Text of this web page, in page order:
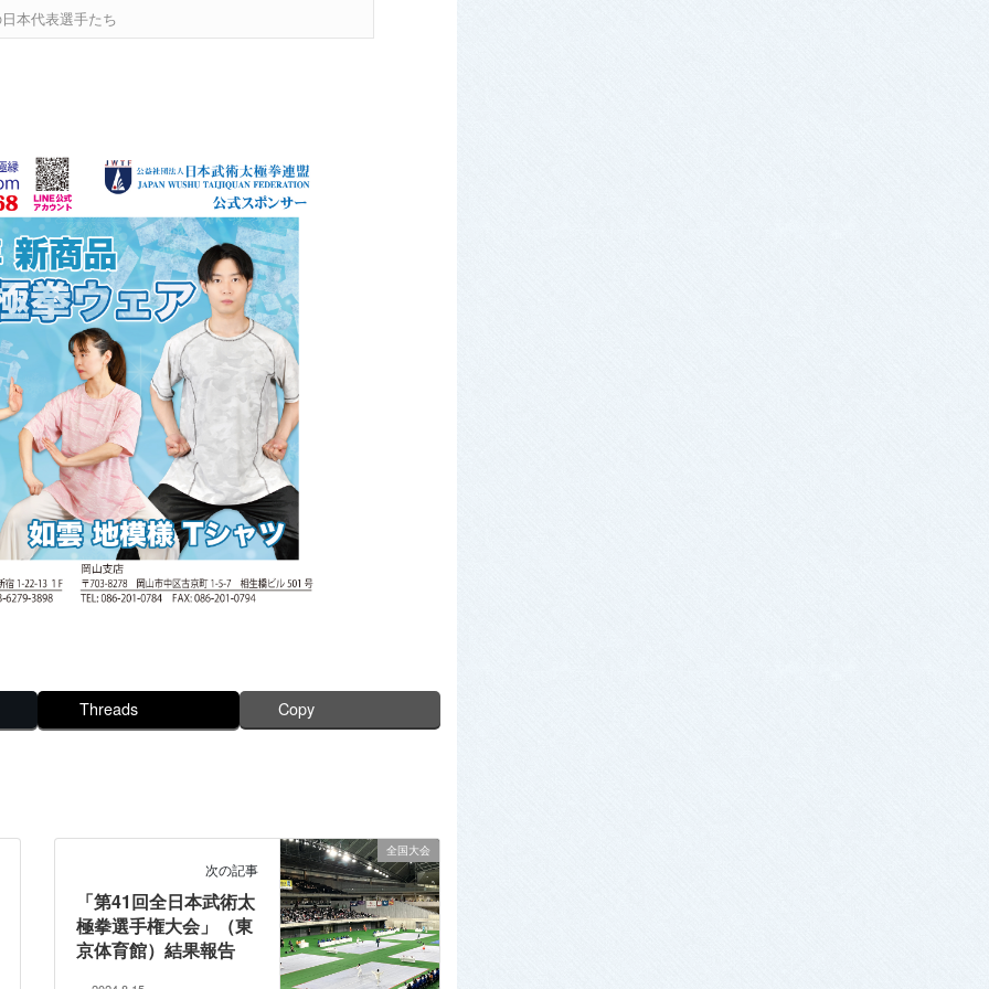
本代表選手たち
Threads Copy
全国大会
次の記事
「第41回全日本武術太
極拳選手権大会」（東
京体育館）結果報告